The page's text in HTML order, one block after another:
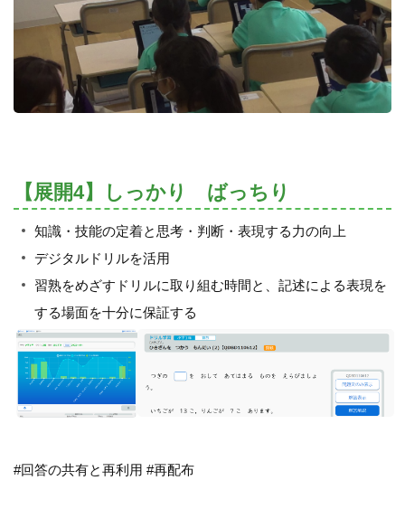
【展開4】しっかり ばっちり
知識・技能の定着と思考・判断・表現する力の向上
デジタルドリルを活用
習熟をめざすドリルに取り組む時間と、記述による表現を
する場面を十分に保証する
#回答の共有と再利用 #再配布